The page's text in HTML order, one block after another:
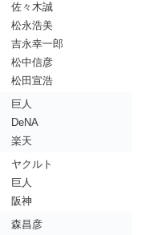
佐々木誠
松永浩美
吉永幸一郎
松中信彦
松田宣浩
巨人
DeNA
楽天
ヤクルト
巨人
阪神
森昌彦